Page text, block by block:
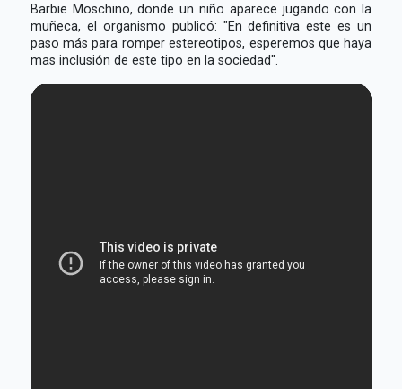
Barbie Moschino, donde un niño aparece jugando con la
muñeca, el organismo publicó: "En definitiva este es un
paso más para romper estereotipos, esperemos que haya
mas inclusión de este tipo en la sociedad".